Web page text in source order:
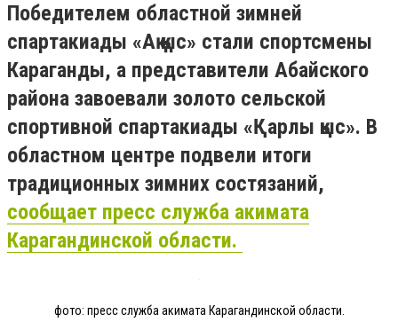
Победителем областной зимней
спартакиады «Ақ қыс» стали спортсмены
Караганды, а представители Абайского
района завоевали золото сельской
спортивной спартакиады «Қарлы қыс». В
областном центре подвели итоги
традиционных зимних состязаний,
сообщает пресс служба акимата
Карагандинской области.
фото: пресс служба акимата Карагандинской области.